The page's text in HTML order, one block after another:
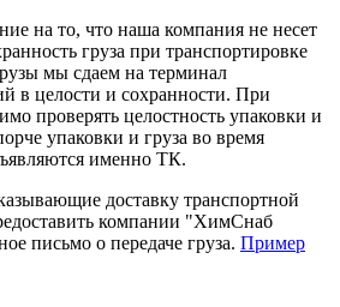
на то, что наша компания не несет
груза при транспортировке
мы сдаем на терминал
в целости и сохранности. При
проверять целостность упаковки и
упаковки и груза во время
именно ТК.
доставку транспортной
компании "ХимСнаб
письмо о передаче груза. Пример